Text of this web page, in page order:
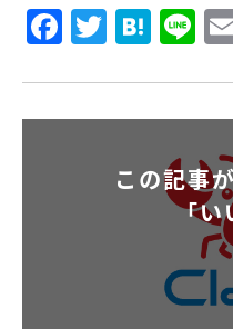
Facebook
Twitter
この記事
「い